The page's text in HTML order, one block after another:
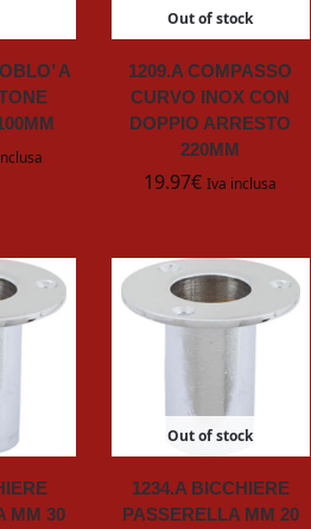
A
Out of stock
1209.A COMPASSO
CURVO INOX CON
DOPPIO ARRESTO
220MM
19.97€ Iva inclusa
MM 30
Out of stock
1234.A BICCHIERE
PASSERELLA MM 20